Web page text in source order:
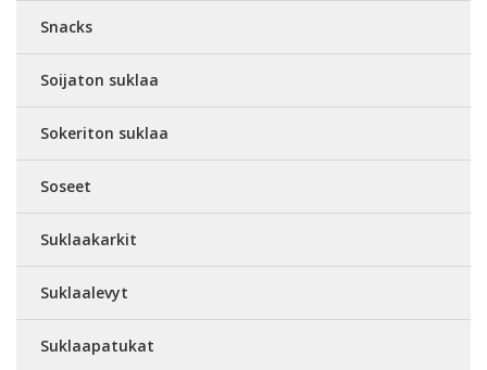
Snacks
Soijaton suklaa
Sokeriton suklaa
Soseet
Suklaakarkit
Suklaalevyt
Suklaapatukat